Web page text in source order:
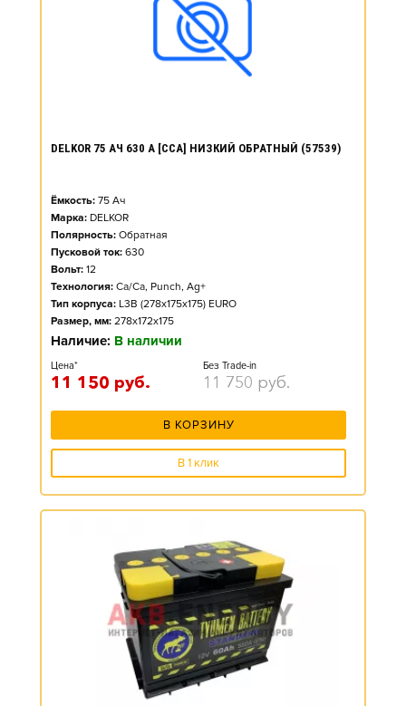
DELKOR 75 АЧ 630 А [CCA] НИЗКИЙ ОБРАТНЫЙ (57539)
Ёмкость: 75 Ач
Марка: DELKOR
Полярность: Обратная
Пусковой ток: 630
Вольт: 12
Технология: Ca/Ca, Punch, Ag+
Тип корпуса: L3B (278x175x175) EURO
Размер, мм: 278x172x175
Наличие: В наличии
Цена*
11 150 руб.
Без Trade-in
11 750 руб.
В КОРЗИНУ
В 1 клик